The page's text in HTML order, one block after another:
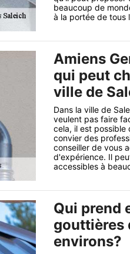
beaucoup de
à la portée de tous
Amiens
qui peut
ville de
Dans la ville de
veulent pas faire
cela, il est possible
convier des
conseiller de vous
d'expérience. Il
accessibles à
Qui prend
gouttières
environs?